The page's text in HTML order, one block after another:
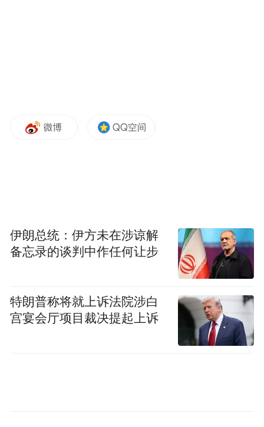
space services.”
伊朗总统：伊方未在涉谅解
备忘录的谈判中作任何让步
特朗普称将就上诉法院涉白
宫宴会厅项目裁决提起上诉